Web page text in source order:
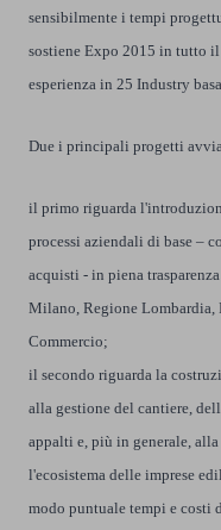
sensibilmente i tempi
sostiene Expo 2015 in tutto
esperienza in 25 Industry
Due i principali progetti
il primo riguarda
processi aziendali di base –
acquisti - in piena
Milano, Regione Lombardia,
Commercio;
il secondo riguarda la
alla gestione del cantiere,
appalti e, più in generale,
l'ecosistema delle imprese
modo puntuale tempi e costi